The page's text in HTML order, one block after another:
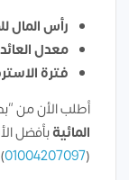
رأس المال للمشروع:
معدل العائد: 30
فترة
أطلب الأن من
المائيةبأفضل
(
01004207097
)